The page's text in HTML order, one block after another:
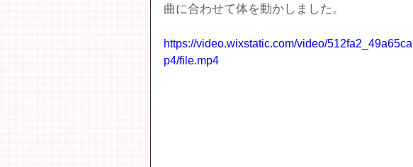
曲に合わせて体を動かしました。
https://video.wixstatic.com/video/
p4/file.mp4